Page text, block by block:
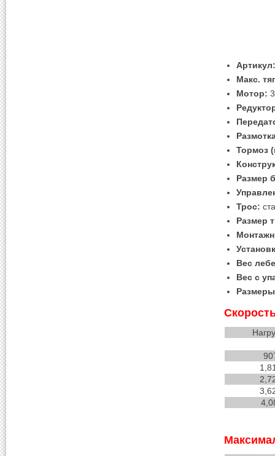
Макс.
Mотор:
Тормоз
Размер
Трос:
Размер
Вес
Вес с